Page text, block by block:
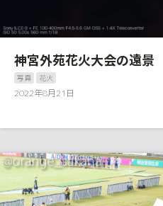
神宮外苑花火大会の遠景
写真 花火
2022年8月21日